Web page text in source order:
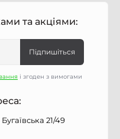
та акціями:
Підпишіться
і згоден з вимогами
21/49